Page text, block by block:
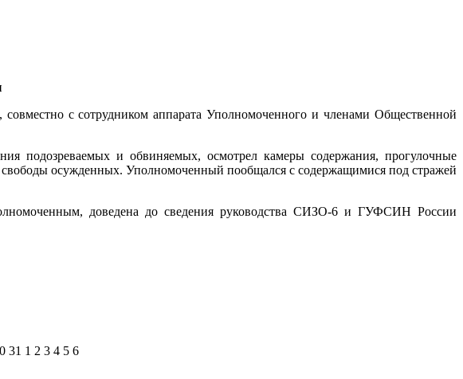
с сотрудником аппарата Уполномоченного и членами Общественной
подозреваемых и обвиняемых, осмотрел камеры содержания, прогулочные
осужденных. Уполномоченный пообщался с содержащимися под стражей
доведена до сведения руководства СИЗО-6 и ГУФСИН России
31 1 2 3 4 5 6